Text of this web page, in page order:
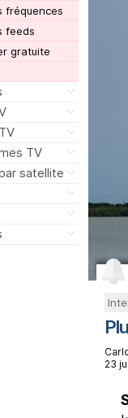
fréquences
feeds
gratuite
TV
satellite
23